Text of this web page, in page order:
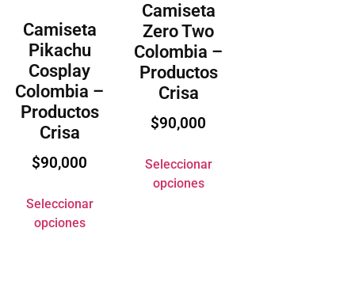
Camiseta
Pikachu
Cosplay
Colombia –
Productos
Crisa
$90,000
Seleccionar
opciones
Camiseta
Zero Two
Colombia –
Productos
Crisa
$90,000
Seleccionar
opciones